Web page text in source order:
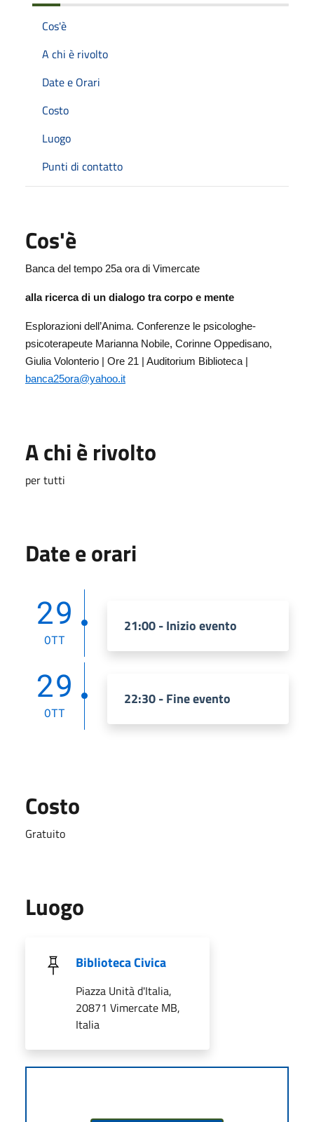
Cos'è
A chi è rivolto
Date e Orari
Costo
Luogo
Punti di contatto
Cos'è
Banca del tempo 25a ora di Vimercate
alla ricerca di un dialogo tra corpo e mente
Esplorazioni dell’Anima. Conferenze le psicologhe-
psicoterapeute Marianna Nobile, Corinne Oppedisano,
Giulia Volonterio | Ore 21 | Auditorium Biblioteca |
banca25ora@yahoo.it
A chi è rivolto
per tutti
Date e orari
29
OTT
21:00 - Inizio evento
29
OTT
22:30 - Fine evento
Costo
Gratuito
Luogo
Biblioteca Civica
Piazza Unità d'Italia,
20871 Vimercate MB,
Italia